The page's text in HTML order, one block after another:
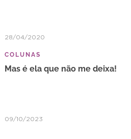
28/04/2020
COLUNAS
Mas é ela que não me deixa!
09/10/2023